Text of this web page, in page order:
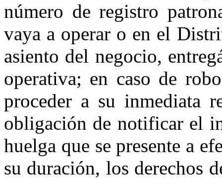
número de registro
vaya a operar o en el
asiento del negocio,
operativa; en caso de
proceder a su inmediata
obligación de notificar el
huelga que se presente a
su duración, los derechos